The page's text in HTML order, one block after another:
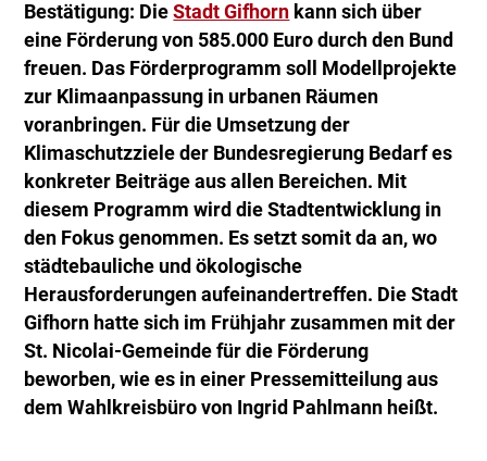
Bestätigung: DieStadt Gifhorn kann sich über
eine Förderung von 585.000 Euro durch den Bund
freuen. Das Förderprogramm soll Modellprojekte
zur Klimaanpassung in urbanen Räumen
voranbringen. Für die Umsetzung der
Klimaschutzziele der Bundesregierung Bedarf es
konkreter Beiträge aus allen Bereichen. Mit
diesem Programm wird die Stadtentwicklung in
den Fokus genommen. Es setzt somit da an, wo
städtebauliche und ökologische
Herausforderungen aufeinandertreffen. Die Stadt
Gifhorn hatte sich im Frühjahr zusammen mit der
St. Nicolai-Gemeinde für die Förderung
beworben, wie es in einer Pressemitteilung aus
dem Wahlkreisbüro von Ingrid Pahlmann heißt.